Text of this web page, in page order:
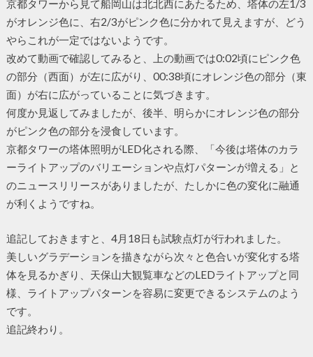
京都タワーから見て船岡山は北北西にあたるため、塔体の左1/3
がオレンジ色に、右2/3がピンク色に分かれて見えますが、どう
やらこれが一定ではないようです。
改めて動画で確認してみると、上の動画では0:02頃にピンク色
の部分（西面）が左に広がり、00:38頃にオレンジ色の部分（東
面）が右に広がっていることに気づきます。
何度か見返してみましたが、後半、明らかにオレンジ色の部分
がピンク色の部分を浸食しています。
京都タワーの塔体照明がLED化される際、「今後は塔体のカラ
ーライトアップのバリエーションや点灯パターンが増える」と
のニュースリリースがありましたが、たしかに色の変化に融通
が利くようですね。
追記しておきますと、4月18日も試験点灯が行われました。
美しいグラデーションを描きながら次々と色合いが変化する塔
体を見るかぎり、天保山大観覧車などのLEDライトアップと同
様、ライトアップパターンを容易に変更できるシステムのよう
です。
追記終わり。